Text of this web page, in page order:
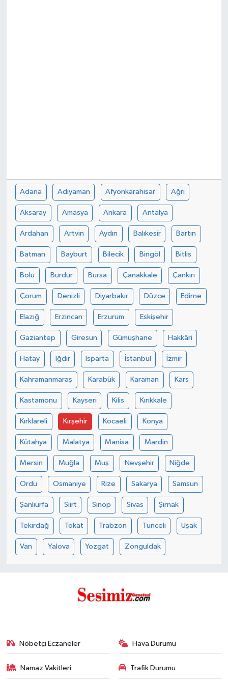
Adana Adıyaman Afyonkarahisar Ağrı
Aksaray Amasya Ankara Antalya
Ardahan Artvin Aydın Balıkesir Bartın
Batman Bayburt Bilecik Bingöl Bitlis
Bolu Burdur Bursa Çanakkale Çankırı
Çorum Denizli Diyarbakır Düzce Edirne
Elazığ Erzincan Erzurum Eskişehir
Gaziantep Giresun Gümüşhane Hakkâri
Hatay Iğdır Isparta İstanbul İzmir
Kahramanmaraş Karabük Karaman Kars
Kastamonu Kayseri Kilis Kırıkkale
Kırklareli Kırşehir Kocaeli Konya
Kütahya Malatya Manisa Mardin
Mersin Muğla Muş Nevşehir Niğde
Ordu Osmaniye Rize Sakarya Samsun
Şanlıurfa Siirt Sinop Sivas Şırnak
Tekirdağ Tokat Trabzon Tunceli Uşak
Van Yalova Yozgat Zonguldak
Nöbetçi Eczaneler Hava Durumu
Namaz Vakitleri Trafik Durumu